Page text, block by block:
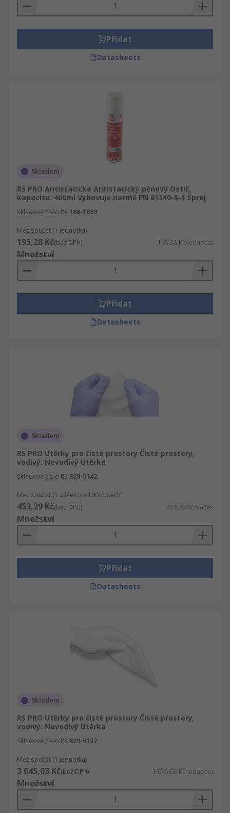
ESD řízení a čisté prostory je naším cílem číslo
jedna. Na našich stránkách se můžete orientovat
rychle a jednoduše. Upřesněte své hledání podle
0, 0 nebo jiného Antistatické přípravky na
ošetření, roztoky a dávkovače – pro čisté prostory
Informační Zónu, která obsahují více než 100.000
stran technických dat a podpory pro všechny
Antistatické přípravky na ošetření, roztoky a
dávkovače – pro čisté prostory výrobky, jejich
používání stejně jako bezpečnostní rady a
opatření.
Přidat
Datasheets
Skladem
RS PRO Antistatické Antistatický pěnový čistič,
kapacita: 400ml Vyhovuje normě EN 61340-5-1 Sprej
Skladové číslo RS 168-1659
Mezisoučet (1 jednotka)
195,28 Kč(bez DPH) 195,28 Kč/jednotka
Množství
Přidat
Datasheets
Skladem
RS PRO Utěrky pro čisté prostory Čisté prostory,
vodivý: Nevodivý Utěrka
Skladové číslo RS 829-5142
Mezisoučet (1 sáček po 100 kusech)
453,29 Kč(bez DPH) 453,29 Kč/sáček
Množství
Přidat
Datasheets
Skladem
RS PRO Utěrky pro čisté prostory Čisté prostory,
vodivý: Nevodivý Utěrka
Skladové číslo RS 829-5127
Mezisoučet (1 jednotka)
3 045,03 Kč(bez DPH) 3 045,03 Kč/jednotka
Množství